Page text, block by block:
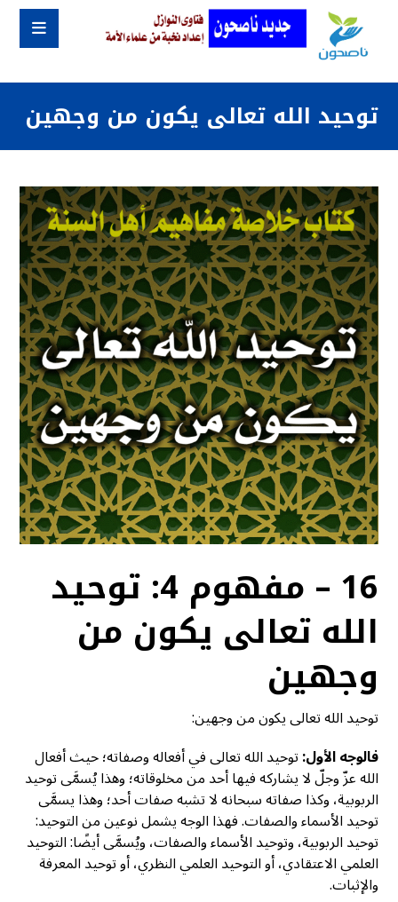
توحيد الله تعالى يكون من وجهين
16 – مفهوم 4: توحيد
الله تعالى يكون من
وجهين
توحيد الله تعالى يكون من وجهين:
فالوجه الأول:توحيد الله تعالى في أفعاله وصفاته؛ حيث أفعال
الله عزّ وجلّ لا يشاركه فيها أحد من مخلوقاته؛ وهذا يُسمَّى توحيد
الربوبية، وكذا صفاته سبحانه لا تشبه صفات أحد؛ وهذا يسمَّى
توحيد الأسماء والصفات. فهذا الوجه يشمل نوعين من التوحيد:
توحيد الربوبية، وتوحيد الأسماء والصفات، ويُسمَّى أيضًا: التوحيد
العلمي الاعتقادي، أو التوحيد العلمي النظري، أو توحيد المعرفة
والإثبات.